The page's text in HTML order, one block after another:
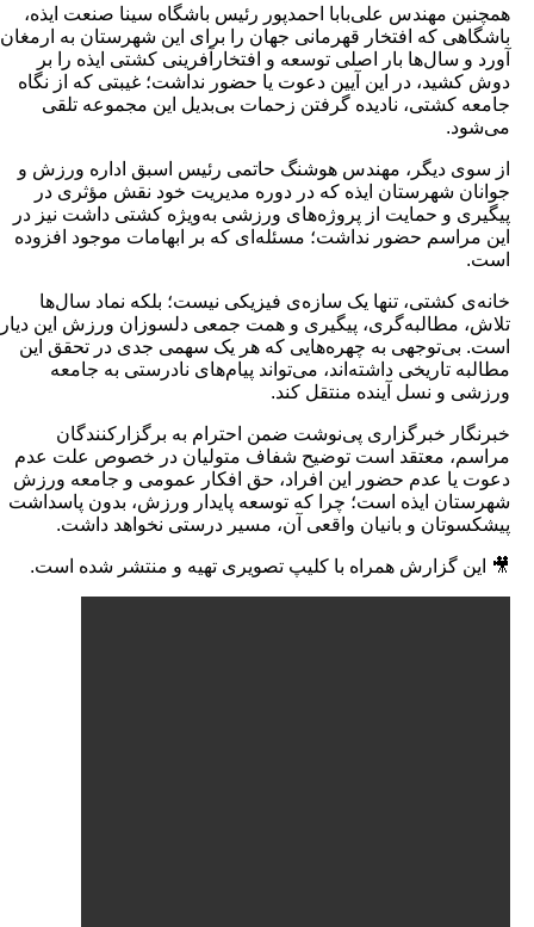
مهندس علی‌بابا احمدپور رئیس باشگاه سینا صنعت ایذه،
که افتخار قهرمانی جهان را برای این شهرستان به ارمغان
بار اصلی توسعه و افتخارآفرینی کشتی ایذه را بر
در این آیین دعوت یا حضور نداشت؛ غیبتی که از نگاه
نادیده گرفتن زحمات بی‌بدیل این مجموعه تلقی
دیگر، مهندس هوشنگ حاتمی رئیس اسبق اداره ورزش و
شهرستان ایذه که در دوره مدیریت خود نقش مؤثری در
و حمایت از پروژه‌های ورزشی به‌ویژه کشتی داشت نیز در
حضور نداشت؛ مسئله‌ای که بر ابهامات موجود افزوده
تنها یک سازه‌ی فیزیکی نیست؛ بلکه نماد سال‌ها
پیگیری و همت جمعی دلسوزان ورزش این دیار
به چهره‌هایی که هر یک سهمی جدی در تحقق این
تاریخی داشته‌اند، می‌تواند پیام‌های نادرستی به جامعه
نسل آینده منتقل کند.
خبرگزاری پی‌نوشت ضمن احترام به برگزارکنندگان
معتقد است توضیح شفاف متولیان در خصوص علت عدم
عدم حضور این افراد، حق افکار عمومی و جامعه ورزش
ایذه است؛ چرا که توسعه پایدار ورزش، بدون پاسداشت
و بانیان واقعی آن، مسیر درستی نخواهد داشت.
گزارش همراه با کلیپ تصویری تهیه و منتشر شده است.